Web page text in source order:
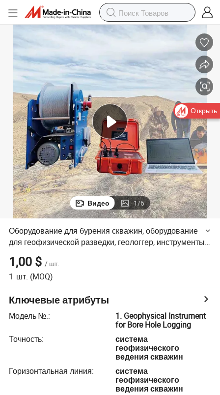
Видео 1/6
Оборудование для бурения скважин, оборудование
для геофизической разведки, геологгер, инструменты
для геофизической разведки скважин, геофизический
инструмент для бурения скважин
1,00 $ / шт.
1 шт. (MOQ)
Ключевые атрибуты
Модель №.:
1. Geophysical Instrument
for Bore Hole Logging
Точность:
система
геофизического
ведения скважин
Горизонтальная линия:
система
геофизического
ведения скважин
Открыть